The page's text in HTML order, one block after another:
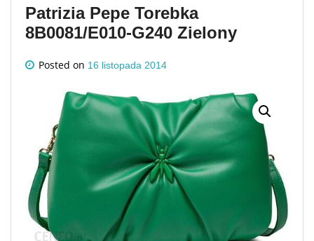
Patrizia Pepe Torebka
8B0081/E010-G240 Zielony
Posted on 16 listopada 2014